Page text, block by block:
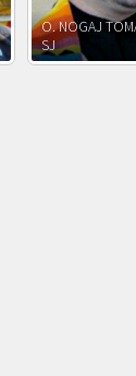
O. JÓZEF
PAWŁOWSKI SJ